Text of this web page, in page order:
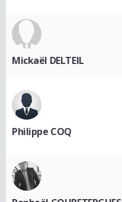
Mickaël DELTEIL
Philippe COQ